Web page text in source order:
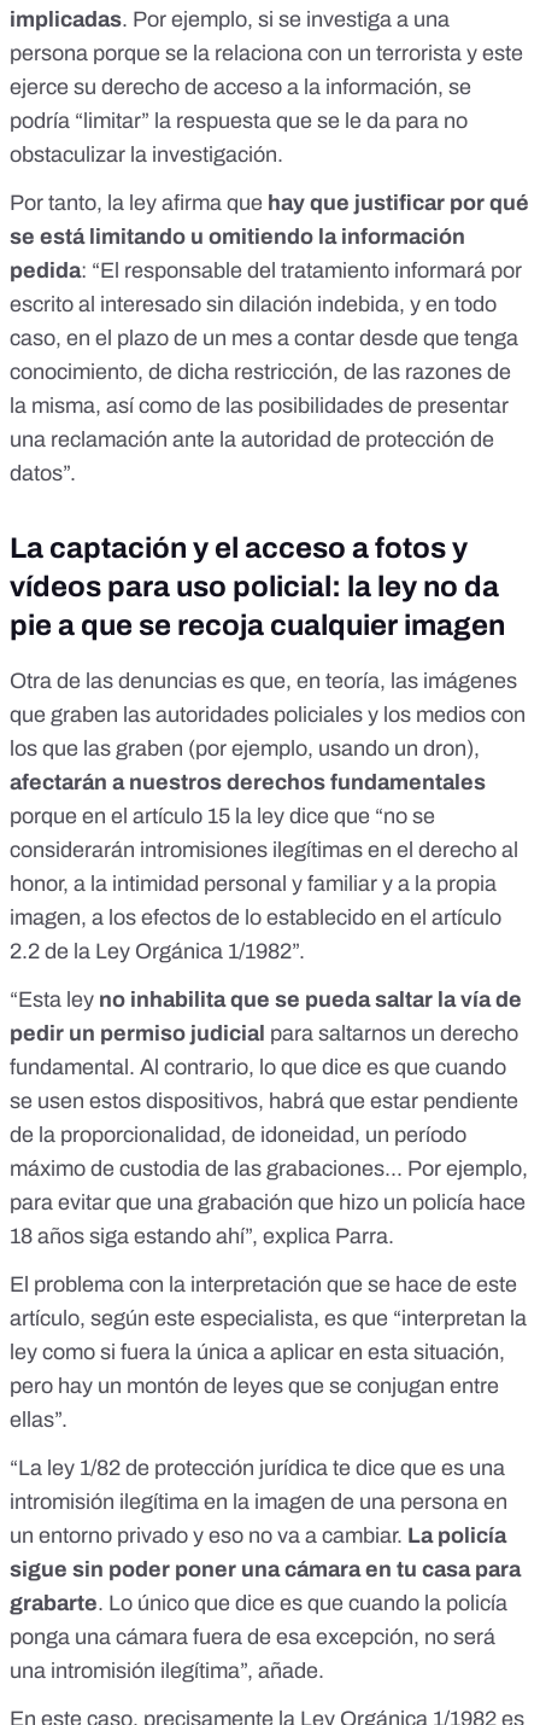
implicadas. Por ejemplo, si se investiga a una
persona porque se la relaciona con un terrorista y este
ejerce su derecho de acceso a la información, se
podría “limitar” la respuesta que se le da para no
obstaculizar la investigación.
Por tanto, la ley afirma que hay que justificar por qué
se está limitando u omitiendo la información
pedida: “El responsable del tratamiento informará por
escrito al interesado sin dilación indebida, y en todo
caso, en el plazo de un mes a contar desde que tenga
conocimiento, de dicha restricción, de las razones de
la misma, así como de las posibilidades de presentar
una reclamación ante la autoridad de protección de
datos”.
La captación y el acceso a fotos y
vídeos para uso policial: la ley no da
pie a que se recoja cualquier imagen
Otra de las denuncias es que, en teoría, las imágenes
que graben las autoridades policiales y los medios con
los que las graben (por ejemplo, usando un dron),
afectarán a nuestros derechos fundamentales
porque en el artículo 15 la ley dice que “no se
considerarán intromisiones ilegítimas en el derecho al
honor, a la intimidad personal y familiar y a la propia
imagen, a los efectos de lo establecido en el artículo
2.2 de la Ley Orgánica 1/1982”.
“Esta ley no inhabilita que se pueda saltar la vía de
pedir un permiso judicial para saltarnos un derecho
fundamental. Al contrario, lo que dice es que cuando
se usen estos dispositivos, habrá que estar pendiente
de la proporcionalidad, de idoneidad, un período
máximo de custodia de las grabaciones... Por ejemplo,
para evitar que una grabación que hizo un policía hace
18 años siga estando ahí”, explica Parra.
El problema con la interpretación que se hace de este
artículo, según este especialista, es que “interpretan la
ley como si fuera la única a aplicar en esta situación,
pero hay un montón de leyes que se conjugan entre
ellas”.
“La ley 1/82 de protección jurídica te dice que es una
intromisión ilegítima en la imagen de una persona en
un entorno privado y eso no va a cambiar. La policía
sigue sin poder poner una cámara en tu casa para
grabarte. Lo único que dice es que cuando la policía
ponga una cámara fuera de esa excepción, no será
una intromisión ilegítima”, añade.
En este caso, precisamente la Ley Orgánica 1/1982 es